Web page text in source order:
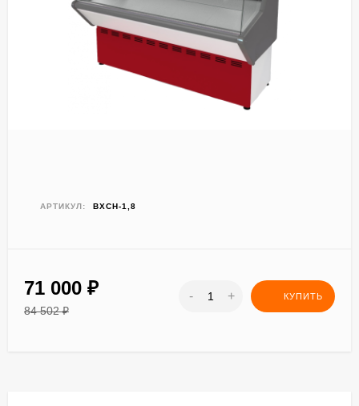
АРТИКУЛ: ВХСН-1,8
71 000 ₽
84 502₽
- + КУПИТЬ